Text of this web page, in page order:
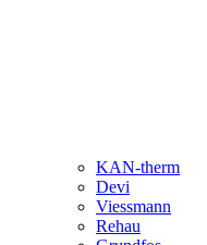
KAN-therm
Devi
Viessmann
Rehau